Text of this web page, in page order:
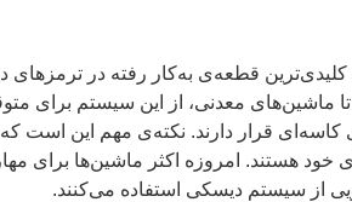
قطعه‌ی به‌کار رفته در ترمزهای
ماشین‌های معدنی، از این سیستم برای
کاسه‌ای قرار دارند. نکته‌ی مهم این
خود هستند. امروزه اکثر ماشین‌ها برای
از سیستم دیسکی استفاده می‌کنند.